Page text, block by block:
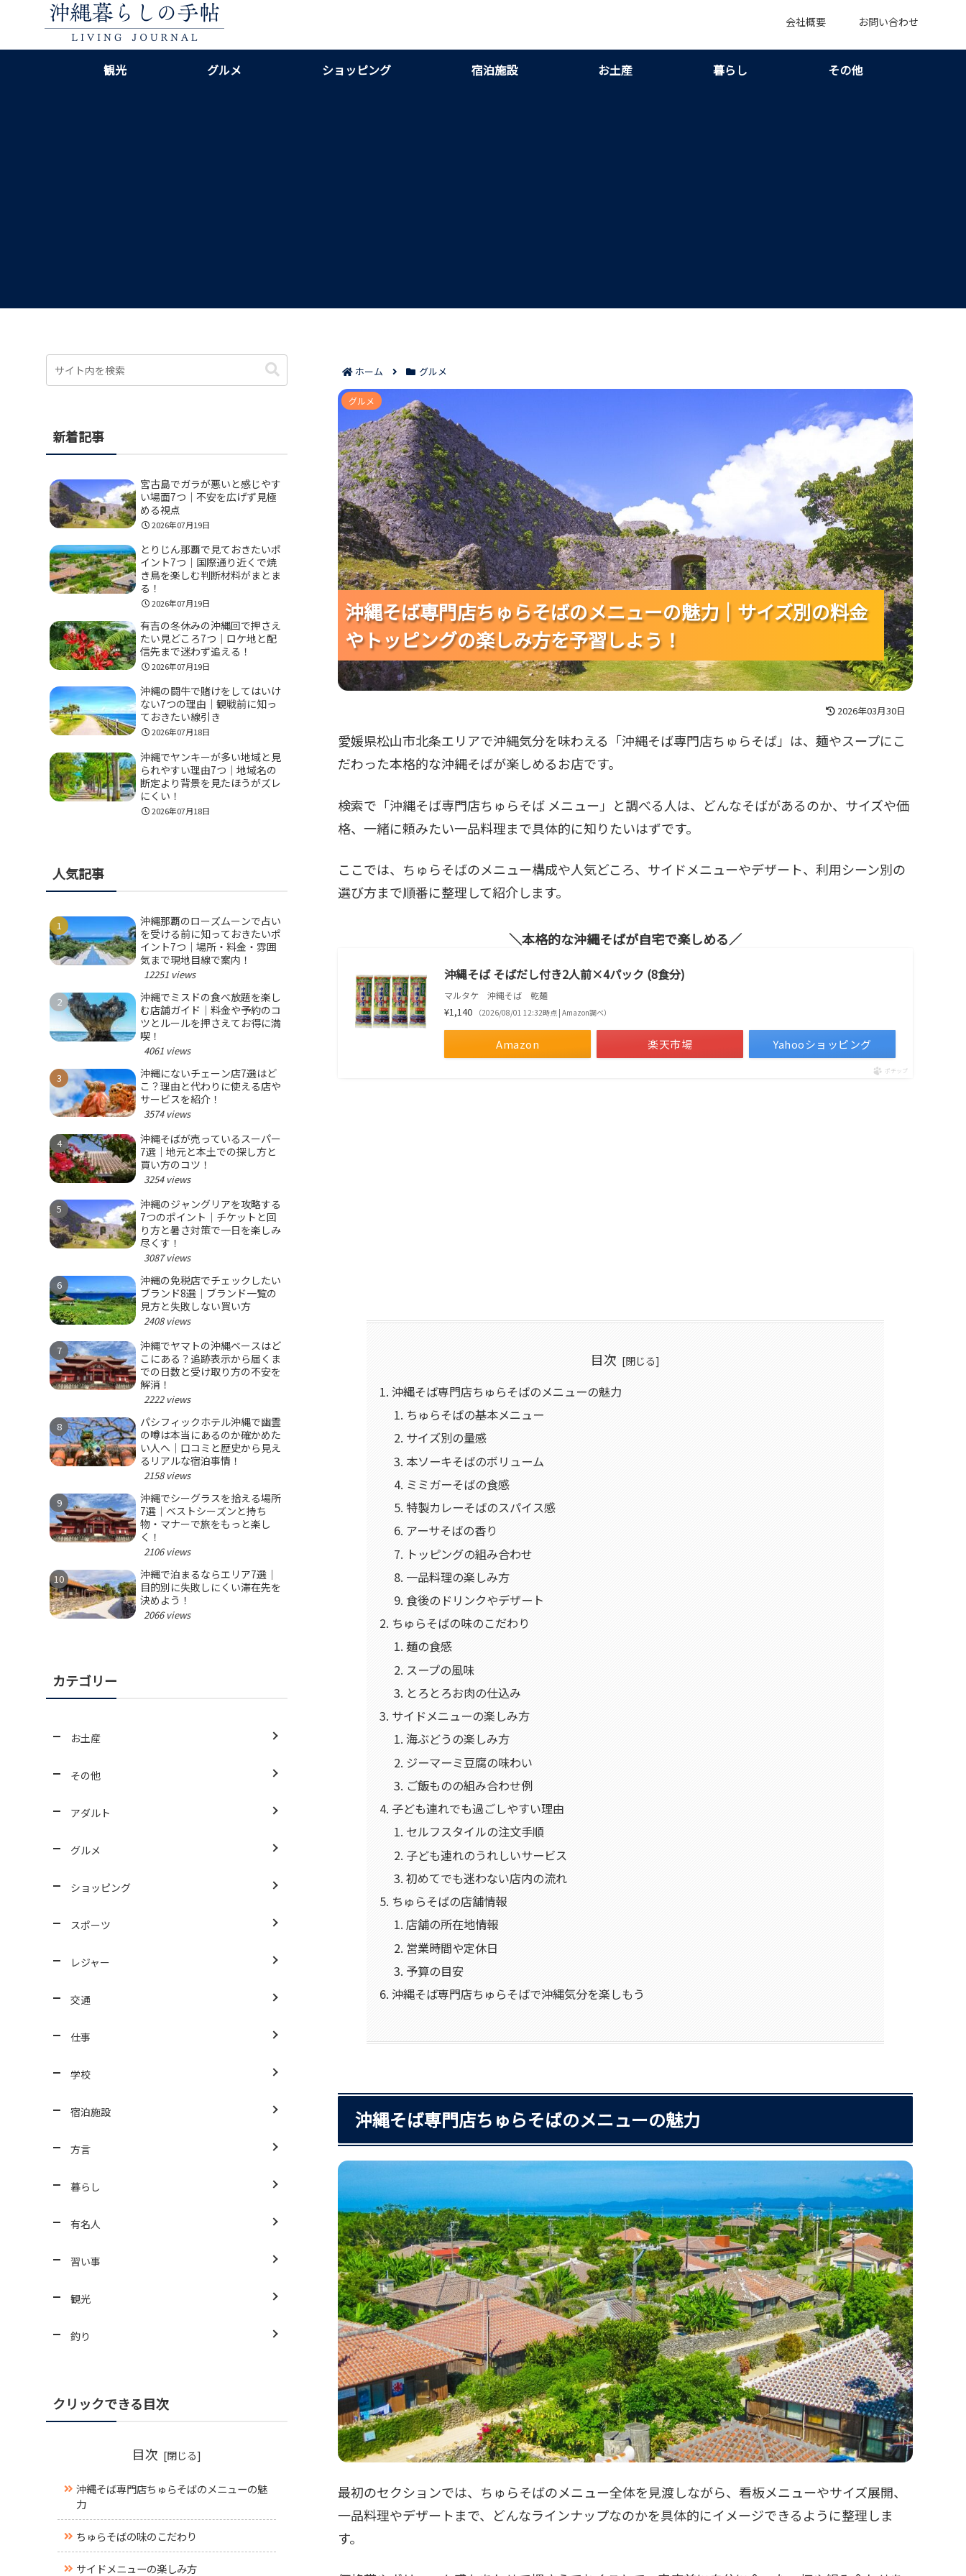
会社概要 お問い合わせ
観光 グルメ ショッピング 宿泊施設 お土産 暮らし その他
ホーム グルメ
沖縄そば専門店ちゅらそばのメニューの魅力｜サイズ別の料金やトッピングの楽しみ方を予習しよう！
沖縄そば専門店ちゅらそばのメニューの魅力｜サイズ別の料金
やトッピングの楽しみ方を予習しよう！
沖縄そば専門店ちゅらそばのメニューの魅力｜サイズ別の料金
やトッピングの楽しみ方を予習しよう！
沖縄そば専門店ちゅらそばのメニューの魅力｜サイズ別の料金
やトッピングの楽しみ方を予習しよう！
グルメ
2026年03月30日
愛媛県松山市北条エリアで沖縄気分を味わえる「沖縄そば専門店ちゅらそば」は、麺やスープにこ
だわった本格的な沖縄そばが楽しめるお店です。
検索で「沖縄そば専門店ちゅらそば メニュー」と調べる人は、どんなそばがあるのか、サイズや価
格、一緒に頼みたい一品料理まで具体的に知りたいはずです。
ここでは、ちゅらそばのメニュー構成や人気どころ、サイドメニューやデザート、利用シーン別の
選び方まで順番に整理して紹介します。
本格的な沖縄そばが自宅で楽しめる
沖縄そば そばだし付き2人前×4パック (8食分)
マルタケ 沖縄そば 乾麺
¥1,140 （2026/08/01 12:32時点 | Amazon調べ）
Amazon 楽天市場 Yahooショッピング
ポチップ
目次
沖縄そば専門店ちゅらそばのメニューの魅力
ちゅらそばの基本メニュー
サイズ別の量感
本ソーキそばのボリューム
ミミガーそばの食感
特製カレーそばのスパイス感
アーサそばの香り
トッピングの組み合わせ
一品料理の楽しみ方
食後のドリンクやデザート
ちゅらそばの味のこだわり
麺の食感
スープの風味
とろとろお肉の仕込み
サイドメニューの楽しみ方
海ぶどうの楽しみ方
ジーマーミ豆腐の味わい
ご飯ものの組み合わせ例
子ども連れでも過ごしやすい理由
セルフスタイルの注文手順
子ども連れのうれしいサービス
初めてでも迷わない店内の流れ
ちゅらそばの店舗情報
店舗の所在地情報
営業時間や定休日
予算の目安
沖縄そば専門店ちゅらそばで沖縄気分を楽しもう
沖縄そば専門店ちゅらそばのメニューの魅力
最初のセクションでは、ちゅらそばのメニュー全体を見渡しながら、看板メニューやサイズ展開、
一品料理やデザートまで、どんなラインナップなのかを具体的にイメージできるように整理しま
す。
新着記事
宮古島でガラが悪いと感じやす
い場面7つ｜不安を広げず見極
める視点
2026年07月19日
とりじん那覇で見ておきたいポ
イント7つ｜国際通り近くで焼
き鳥を楽しむ判断材料がまとま
る！
2026年07月19日
有吉の冬休みの沖縄回で押さえ
たい見どころ7つ｜ロケ地と配
信先まで迷わず追える！
2026年07月19日
沖縄の闘牛で賭けをしてはいけ
ない7つの理由｜観戦前に知っ
ておきたい線引き
2026年07月18日
沖縄でヤンキーが多い地域と見
られやすい理由7つ｜地域名の
断定より背景を見たほうがズレ
にくい！
2026年07月18日
人気記事
沖縄那覇のローズムーンで占い
を受ける前に知っておきたいポ
イント7つ｜場所・料金・雰囲
気まで現地目線で案内！
12251 views
沖縄でミスドの食べ放題を楽し
む店舗ガイド｜料金や予約のコ
ツとルールを押さえてお得に満
喫！
4061 views
沖縄にないチェーン店7選はど
こ？理由と代わりに使える店や
サービスを紹介！
3574 views
沖縄そばが売っているスーパー
7選｜地元と本土での探し方と
買い方のコツ！
3254 views
沖縄のジャングリアを攻略する
7つのポイント｜チケットと回
り方と暑さ対策で一日を楽しみ
尽くす！
3087 views
沖縄の免税店でチェックしたい
ブランド8選｜ブランド一覧の
見方と失敗しない買い方
2408 views
沖縄でヤマトの沖縄ベースはど
こにある？追跡表示から届くま
での日数と受け取り方の不安を
解消！
2222 views
パシフィックホテル沖縄で幽霊
の噂は本当にあるのか確かめた
い人へ｜口コミと歴史から見え
るリアルな宿泊事情！
2158 views
沖縄でシーグラスを拾える場所
7選｜ベストシーズンと持ち
物・マナーで旅をもっと楽し
く！
2106 views
沖縄で泊まるならエリア7選｜
目的別に失敗しにくい滞在先を
決めよう！
2066 views
カテゴリー
お土産
その他
アダルト
グルメ
ショッピング
スポーツ
レジャー
交通
仕事
学校
宿泊施設
方言
暮らし
有名人
習い事
観光
釣り
クリックできる目次
目次
沖縄そば専門店ちゅらそばのメニューの魅
力
ちゅらそばの味のこだわり
サイドメニューの楽しみ方